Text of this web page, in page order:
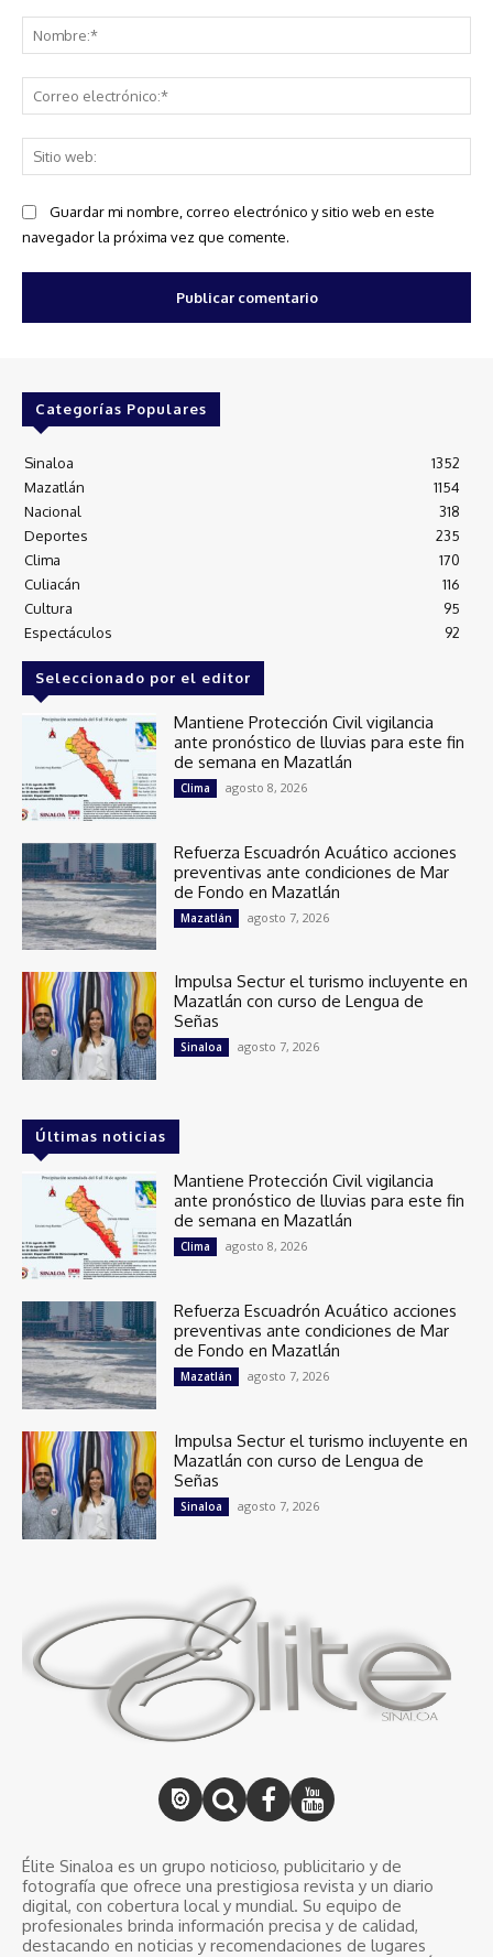
Guardar mi nombre, correo electrónico y sitio web en este
navegador la próxima vez que comente.
Categorías Populares
Sinaloa
1352
Mazatlán
1154
Nacional
318
Deportes
235
Clima
170
Culiacán
116
Cultura
95
Espectáculos
92
Seleccionado por el editor
Mantiene Protección Civil vigilancia
ante pronóstico de lluvias para este fin
de semana en Mazatlán
Clima agosto 8, 2026
Refuerza Escuadrón Acuático acciones
preventivas ante condiciones de Mar
de Fondo en Mazatlán
Mazatlán agosto 7, 2026
Impulsa Sectur el turismo incluyente en
Mazatlán con curso de Lengua de
Señas
Sinaloa agosto 7, 2026
Últimas noticias
Mantiene Protección Civil vigilancia
ante pronóstico de lluvias para este fin
de semana en Mazatlán
Clima agosto 8, 2026
Refuerza Escuadrón Acuático acciones
preventivas ante condiciones de Mar
de Fondo en Mazatlán
Mazatlán agosto 7, 2026
Impulsa Sectur el turismo incluyente en
Mazatlán con curso de Lengua de
Señas
Sinaloa agosto 7, 2026
Élite Sinaloa es un grupo noticioso, publicitario y de
fotografía que ofrece una prestigiosa revista y un diario
digital, con cobertura local y mundial. Su equipo de
profesionales brinda información precisa y de calidad,
destacando en noticias y recomendaciones de lugares